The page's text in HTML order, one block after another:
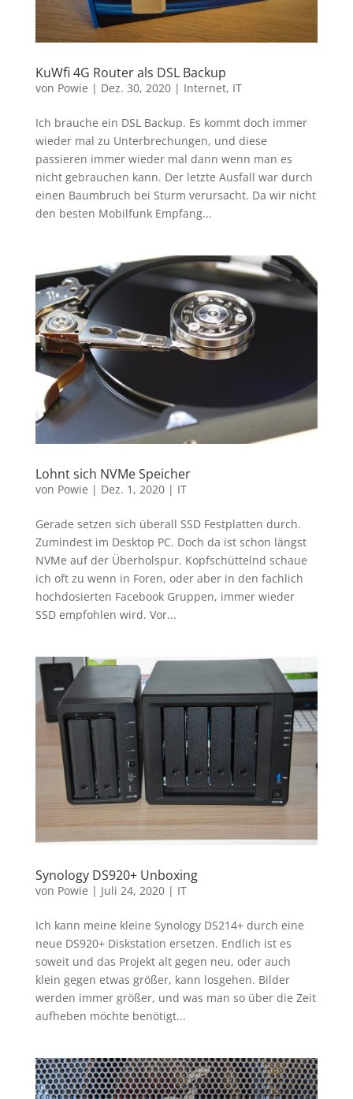
KuWfi 4G Router als DSL Backup
von Powie | Dez. 30, 2020| Internet, IT
Ich brauche ein DSL Backup. Es kommt doch immer
wieder mal zu Unterbrechungen, und diese
passieren immer wieder mal dann wenn man es
nicht gebrauchen kann. Der letzte Ausfall war durch
einen Baumbruch bei Sturm verursacht. Da wir nicht
den besten Mobilfunk Empfang...
Lohnt sich NVMe Speicher
von Powie | Dez. 1, 2020| IT
Gerade setzen sich überall SSD Festplatten durch.
Zumindest im Desktop PC. Doch da ist schon längst
NVMe auf der Überholspur. Kopfschüttelnd schaue
ich oft zu wenn in Foren, oder aber in den fachlich
hochdosierten Facebook Gruppen, immer wieder
SSD empfohlen wird. Vor...
Synology DS920+ Unboxing
von Powie | Juli 24, 2020| IT
Ich kann meine kleine Synology DS214+ durch eine
neue DS920+ Diskstation ersetzen. Endlich ist es
soweit und das Projekt alt gegen neu, oder auch
klein gegen etwas größer, kann losgehen. Bilder
werden immer größer, und was man so über die Zeit
aufheben möchte benötigt...